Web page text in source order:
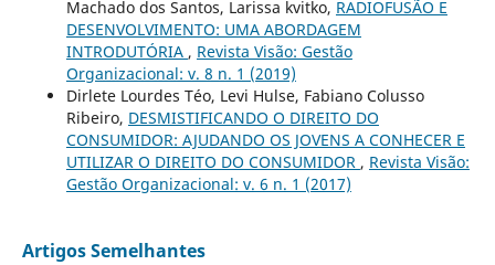
Machado dos Santos, Larissa kvitko, RADIOFUSÃO E
DESENVOLVIMENTO: UMA ABORDAGEM
INTRODUTÓRIA , Revista Visão: Gestão
Organizacional: v. 8 n. 1 (2019)
Dirlete Lourdes Téo, Levi Hulse, Fabiano Colusso
Ribeiro, DESMISTIFICANDO O DIREITO DO
CONSUMIDOR: AJUDANDO OS JOVENS A CONHECER E
UTILIZAR O DIREITO DO CONSUMIDOR , Revista Visão:
Gestão Organizacional: v. 6 n. 1 (2017)
Artigos Semelhantes